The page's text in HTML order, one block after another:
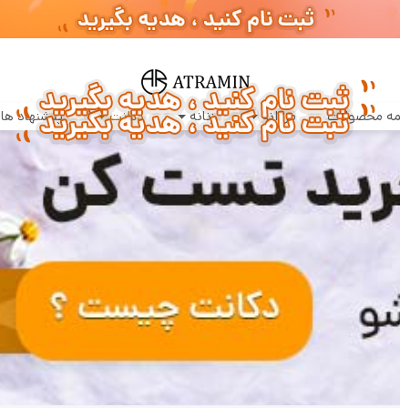
محصولات مردانه زنانه دکانت پیشنهاد ها
سفارشات طبق روال عادی روزانه پردازش و ارسال خواهند شد